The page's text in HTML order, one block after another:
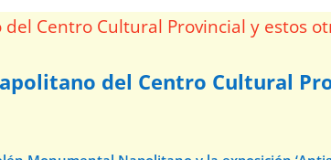
del Centro Cultural